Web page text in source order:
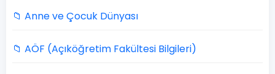
📁 Anne ve Çocuk Dünyası
📁 AÖF (Açıköğretim Fakültesi Bilgileri)